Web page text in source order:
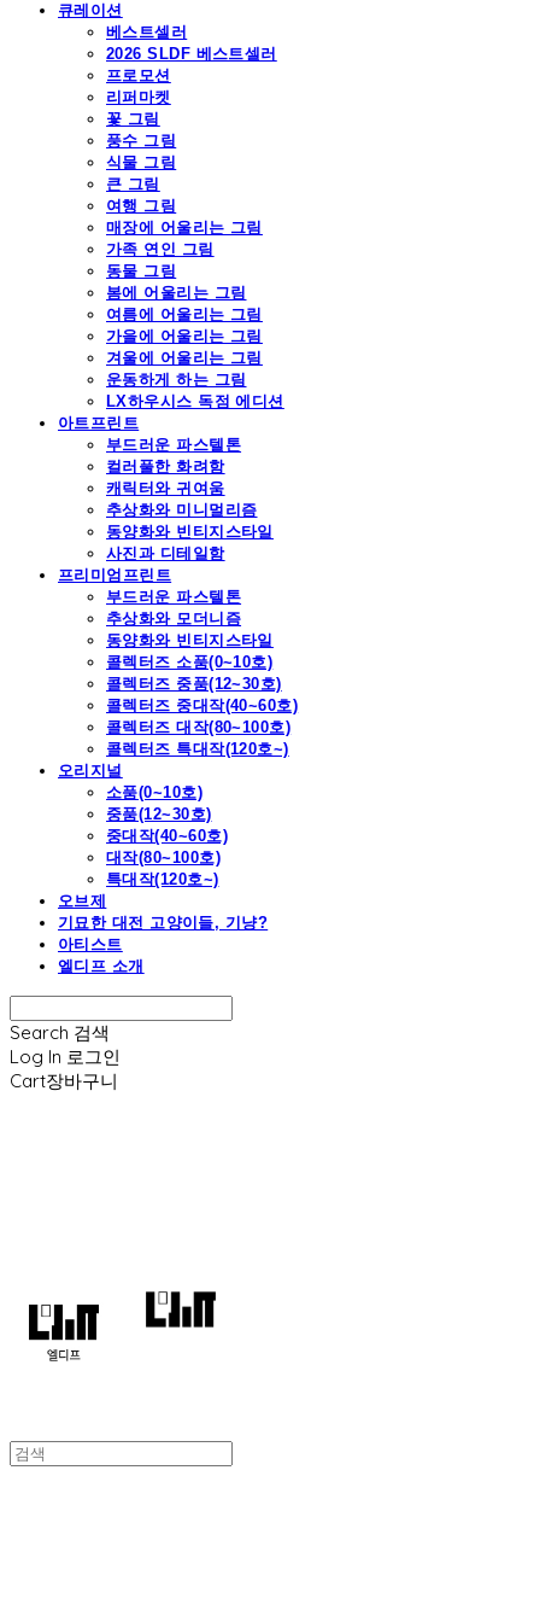
큐레이션
베스트셀러
2026 SLDF 베스트셀러
프로모션
리퍼마켓
꽃 그림
풍수 그림
식물 그림
큰 그림
여행 그림
매장에 어울리는 그림
가족 연인 그림
동물 그림
봄에 어울리는 그림
여름에 어울리는 그림
가을에 어울리는 그림
겨울에 어울리는 그림
운동하게 하는 그림
LX하우시스 독점 에디션
아트프린트
부드러운 파스텔톤
컬러풀한 화려함
캐릭터와 귀여움
추상화와 미니멀리즘
동양화와 빈티지스타일
사진과 디테일함
프리미엄프린트
부드러운 파스텔톤
추상화와 모더니즘
동양화와 빈티지스타일
콜렉터즈 소품(0~10호)
콜렉터즈 중품(12~30호)
콜렉터즈 중대작(40~60호)
콜렉터즈 대작(80~100호)
콜렉터즈 특대작(120호~)
오리지널
소품(0~10호)
중품(12~30호)
중대작(40~60호)
대작(80~100호)
특대작(120호~)
오브제
기묘한 대전 고양이들, 기냥?
아티스트
엘디프 소개
Search 검색
Log In 로그인
Cart장바구니